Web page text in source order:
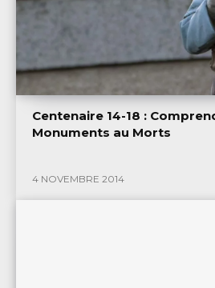
Centenaire 14-18 :
Monuments au Morts
4 NOVEMBRE 2014